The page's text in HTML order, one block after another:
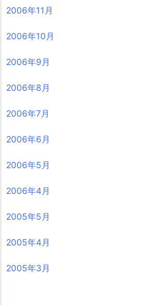
2006年11月
2006年10月
2006年9月
2006年8月
2006年7月
2006年6月
2006年5月
2006年4月
2005年5月
2005年4月
2005年3月